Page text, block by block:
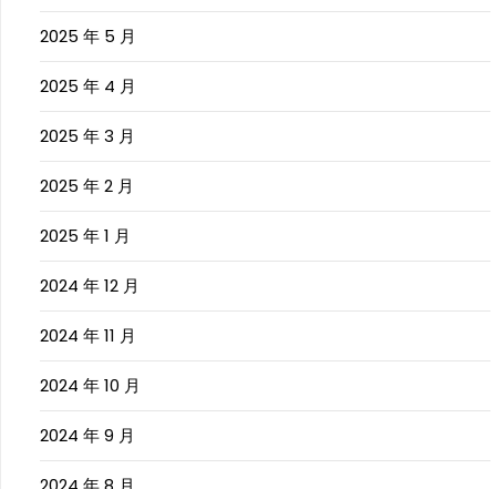
2025 年 5 月
2025 年 4 月
2025 年 3 月
2025 年 2 月
2025 年 1 月
2024 年 12 月
2024 年 11 月
2024 年 10 月
2024 年 9 月